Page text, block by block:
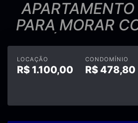
PARA MORAR
ÁREA DE
LOCAÇÃO
R$ 1.100,00
CONDOMÍNIO
R$478,80